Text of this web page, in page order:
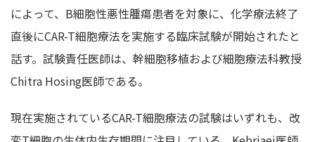
によって、B細胞性悪性腫瘍患者を対象に、化学療法終了
直後にCAR-T細胞療法を実施する臨床試験が開始されたと
話す。試験責任医師は、幹細胞移植および細胞療法科教授
Chitra Hosing医師である。
現在実施されているCAR-T細胞療法の試験はいずれも、改